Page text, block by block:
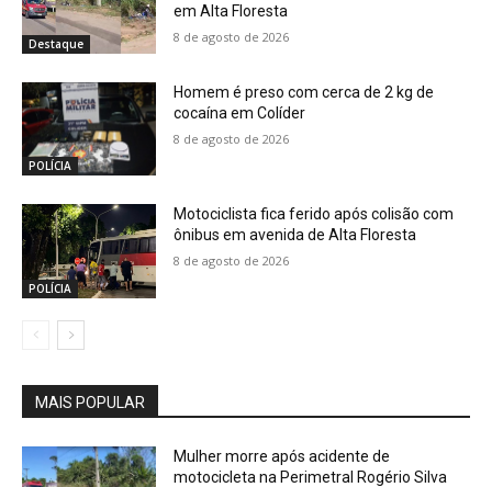
Destaque
em Alta Floresta
8 de agosto de 2026
POLÍCIA
Homem é preso com cerca de 2 kg de
cocaína em Colíder
8 de agosto de 2026
POLÍCIA
Motociclista fica ferido após colisão com
ônibus em avenida de Alta Floresta
8 de agosto de 2026
MAIS POPULAR
Mulher morre após acidente de
motocicleta na Perimetral Rogério Silva